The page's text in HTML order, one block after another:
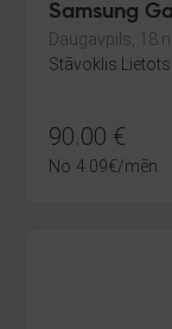
Samsung
Daugavpils,
Stāvoklis
90.00 €
No 4.09€/mēn.